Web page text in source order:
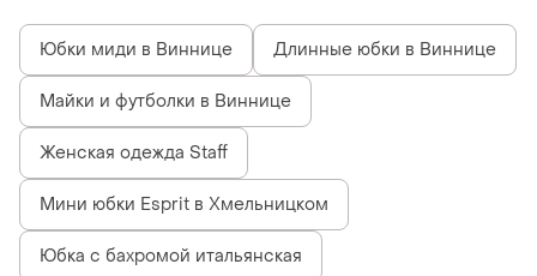
Юбки миди в Виннице Длинные юбки в Виннице
Майки и футболки в Виннице
Женская одежда Staff
Мини юбки Esprit в Хмельницком
Юбка с бахромой итальянская